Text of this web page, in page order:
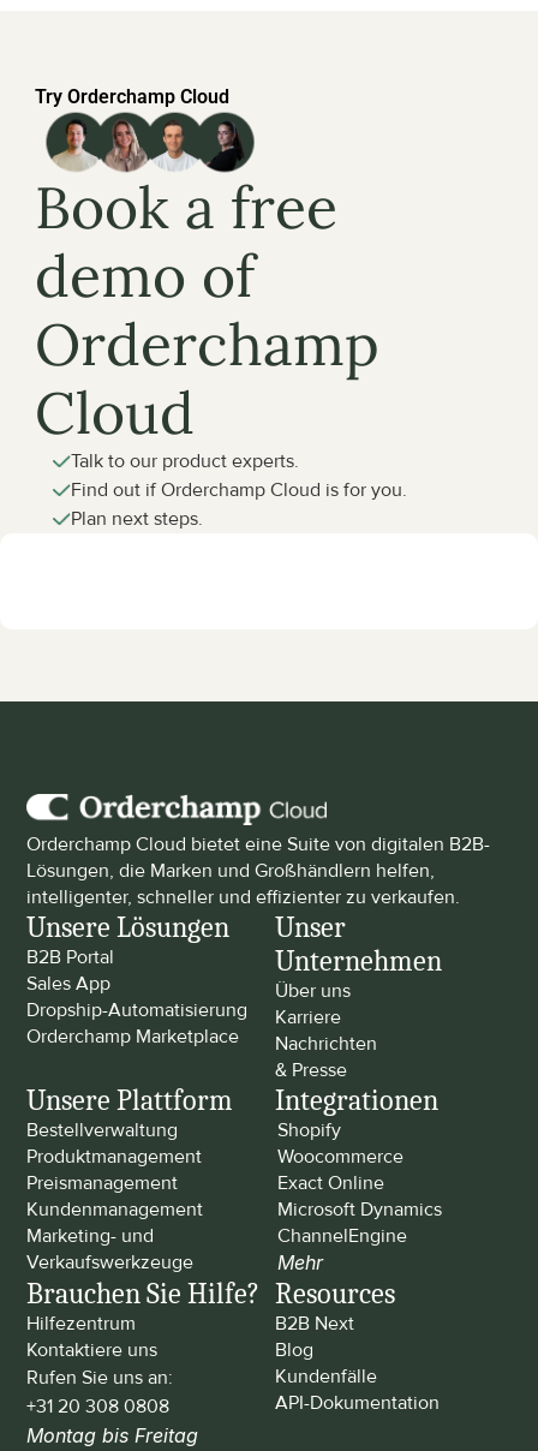
Try Orderchamp Cloud
Book a free
demo of
Orderchamp
Cloud
Talk to our product experts.
Find out if Orderchamp Cloud is for you.
Plan next steps.
Orderchamp Cloud bietet eine Suite von digitalen B2B-
Lösungen, die Marken und Großhändlern helfen,
intelligenter, schneller und effizienter zu verkaufen.
Unsere Lösungen
B2B Portal
Sales App
Dropship-Automatisierung
Orderchamp Marketplace
Unser
Unternehmen
Über uns
Karriere
Nachrichten
& Presse
Unsere Plattform
Bestellverwaltung
Produktmanagement
Preismanagement
Kundenmanagement
Marketing- und
Verkaufswerkzeuge
Integrationen
Shopify
Woocommerce
Exact Online
Microsoft Dynamics
ChannelEngine
Mehr
Brauchen Sie Hilfe?
Hilfezentrum
Kontaktiere uns
Rufen Sie uns an:
+31 20 308 0808
Montag bis Freitag
Resources
B2B Next
Blog
Kundenfälle
API-Dokumentation